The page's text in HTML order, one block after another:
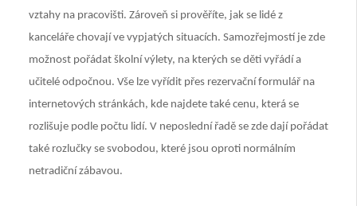
vztahy na pracovišti. Zároveň si prověříte, jak se lidé z
kanceláře chovají ve vypjatých situacích. Samozřejmostí je zde
možnost pořádat školní výlety, na kterých se děti vyřádí a
učitelé odpočnou. Vše lze vyřídit přes rezervační formulář na
internetových stránkách, kde najdete také cenu, která se
rozlišuje podle počtu lidí. V neposlední řadě se zde dají pořádat
také rozlučky se svobodou, které jsou oproti normálním
netradiční zábavou.